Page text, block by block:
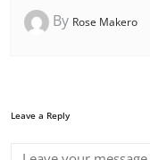
By Rose Makero
Leave a Reply